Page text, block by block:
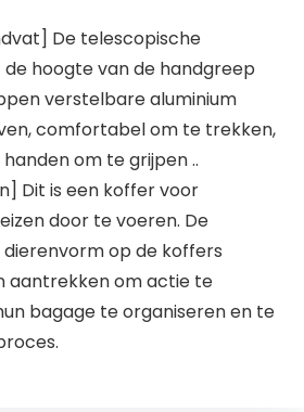
De telescopische
hoogte van de handgreep
verstelbare aluminium
comfortabel om te trekken,
om te grijpen ..
Dit is een koffer voor
door te voeren. De
op de koffers
aantrekken om actie te
bagage te organiseren en te